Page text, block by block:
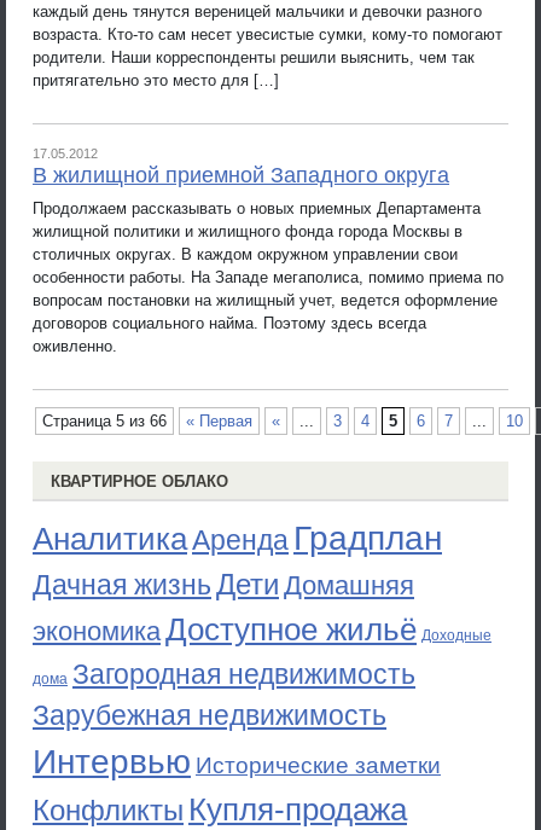
каждый день тянутся вереницей мальчики и девочки разного
возраста. Кто-то сам несет увесистые сумки, кому-то помогают
родители. Наши корреспонденты решили выяснить, чем так
притягательно это место для […]
17.05.2012
В жилищной приемной Западного округа
Продолжаем рассказывать о новых приемных Департамента
жилищной политики и жилищного фонда города Москвы в
столичных округах. В каждом окружном управлении свои
особенности работы. На Западе мегаполиса, помимо приема по
вопросам постановки на жилищный учет, ведется оформление
договоров социального найма. Поэтому здесь всегда
оживленно.
Страница 5 из 66 « Первая « ... 3 4 5 6 7 ... 10
КВАРТИРНОЕ ОБЛАКО
АналитикаАренда Градплан
Дачная жизньДети Домашняя
экономикаДоступное жильё Доходные
дома Загородная недвижимость
Зарубежная недвижимость
Интервью Исторические заметки
Конфликты Купля-продажа